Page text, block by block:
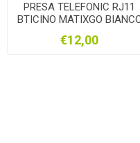
PRESA TELEFONIC RJ11
BTICINO MATIXGO
€12,00